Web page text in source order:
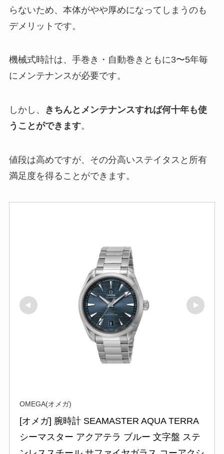
らないため、本体がやや厚めになってしまうのも
デメリットです。
機械式時計は、手巻き・自動巻きともに3〜5年毎
にメンテナンスが必要です。
しかし、
きちんとメンテナンスすれば何十年も使
うことができます。
値段は高めですが、その分高いステイタスと所有
満足度を得ることができます。
OMEGA(オメガ)
[オメガ] 腕時計 SEAMASTER AQUA TERRA
シーマスター アクアテラ ブルー 文字盤 ステ